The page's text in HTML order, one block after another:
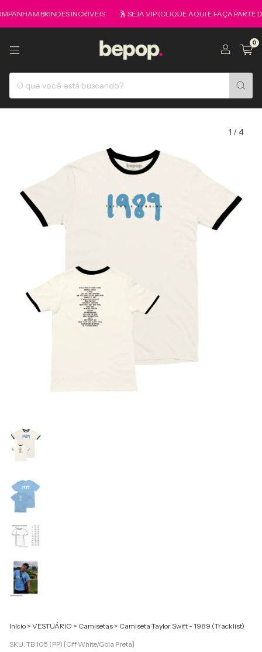
BRINDES INCRIVEIS 🕺 SEJA VIP (CLIQUE AQUI E FAÇA PARTE DO
0
1 /4
Início > VESTUÁRIO > Camisetas > Camiseta Taylor Swift - 1989 (Tracklist)
SKU: TB 105 (PP) [Off White/Gola Preta]